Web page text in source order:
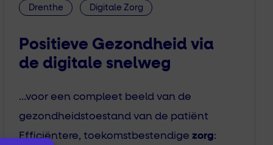
Drenthe Digitale Zorg
Positieve Gezondheid via
de digitale snelweg
…voor een compleet beeld van de
gezondheidstoestand van de patiënt
Efficiëntere, toekomstbestendige zorg: